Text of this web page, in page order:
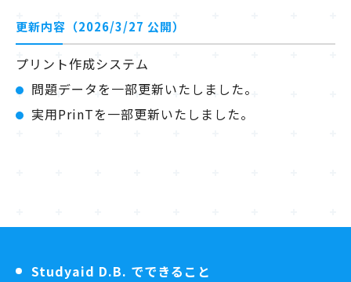
更新内容（2026/3/27 公開）
プリント作成システム
問題データを一部更新いたしました。
実用PrinTを一部更新いたしました。
Studyaid D.B. でできること